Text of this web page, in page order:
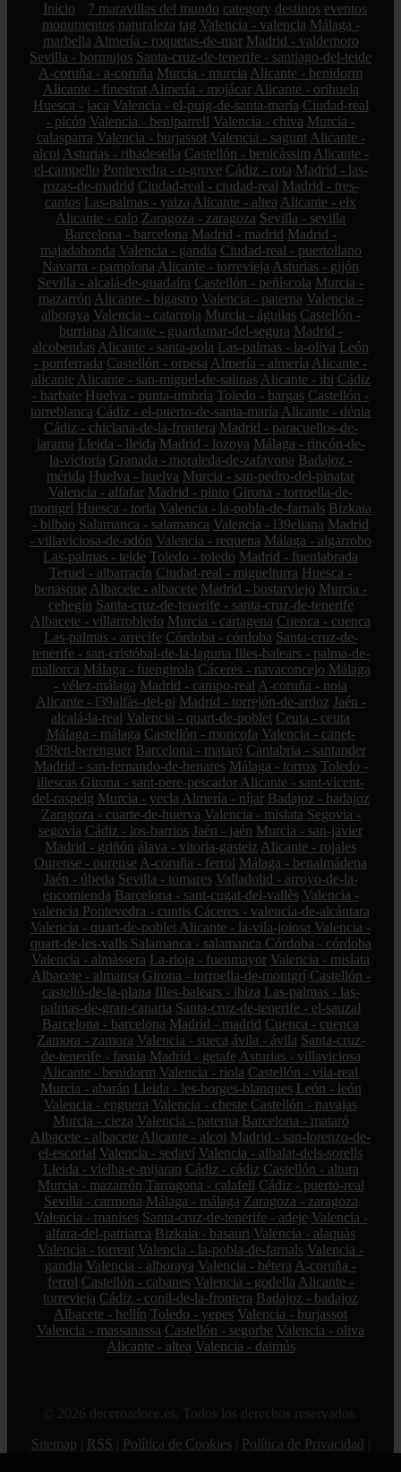
Inicio 7 maravillas del mundo category destinos eventos
monumentos naturaleza tag Valencia - valencia Málaga -
marbella Almería - roquetas-de-mar Madrid - valdemoro
Sevilla - bormujos Santa-cruz-de-tenerife - santiago-del-teide
A-coruña - a-coruña Murcia - murcia Alicante - benidorm
Alicante - finestrat Almería - mojácar Alicante - orihuela
Huesca - jaca Valencia - el-puig-de-santa-maría Ciudad-real
- picón Valencia - beniparrell Valencia - chiva Murcia -
calasparra Valencia - burjassot Valencia - sagunt Alicante -
alcoi Asturias - ribadesella Castellón - benicàssim Alicante -
el-campello Pontevedra - o-grove Cádiz - rota Madrid - las-
rozas-de-madrid Ciudad-real - ciudad-real Madrid - tres-
cantos Las-palmas - yaiza Alicante - altea Alicante - elx
Alicante - calp Zaragoza - zaragoza Sevilla - sevilla
Barcelona - barcelona Madrid - madrid Madrid -
majadahonda Valencia - gandia Ciudad-real - puertollano
Navarra - pamplona Alicante - torrevieja Asturias - gijón
Sevilla - alcalá-de-guadaíra Castellón - peñíscola Murcia -
mazarrón Alicante - bigastro Valencia - paterna Valencia -
alboraya Valencia - catarroja Murcia - águilas Castellón -
burriana Alicante - guardamar-del-segura Madrid -
alcobendas Alicante - santa-pola Las-palmas - la-oliva León
- ponferrada Castellón - orpesa Almería - almería Alicante -
alicante Alicante - san-miguel-de-salinas Alicante - ibi Cádiz
- barbate Huelva - punta-umbría Toledo - bargas Castellón -
torreblanca Cádiz - el-puerto-de-santa-maría Alicante - dénia
Cádiz - chiclana-de-la-frontera Madrid - paracuellos-de-
jarama Lleida - lleida Madrid - lozoya Málaga - rincón-de-
la-victoria Granada - moraleda-de-zafayona Badajoz -
mérida Huelva - huelva Murcia - san-pedro-del-pinatar
Valencia - alfafar Madrid - pinto Girona - torroella-de-
montgrí Huesca - torla Valencia - la-pobla-de-farnals Bizkaia
- bilbao Salamanca - salamanca Valencia - l39eliana Madrid
- villaviciosa-de-odón Valencia - requena Málaga - algarrobo
Las-palmas - telde Toledo - toledo Madrid - fuenlabrada
Teruel - albarracín Ciudad-real - miguelturra Huesca -
benasque Albacete - albacete Madrid - bustarviejo Murcia -
cehegín Santa-cruz-de-tenerife - santa-cruz-de-tenerife
Albacete - villarrobledo Murcia - cartagena Cuenca - cuenca
Las-palmas - arrecife Córdoba - córdoba Santa-cruz-de-
tenerife - san-cristóbal-de-la-laguna Illes-balears - palma-de-
mallorca Málaga - fuengirola Cáceres - navaconcejo Málaga
- vélez-málaga Madrid - campo-real A-coruña - noia
Alicante - l39alfàs-del-pi Madrid - torrejón-de-ardoz Jaén -
alcalá-la-real Valencia - quart-de-poblet Ceuta - ceuta
Málaga - málaga Castellón - moncofa Valencia - canet-
d39en-berenguer Barcelona - mataró Cantabria - santander
Madrid - san-fernando-de-henares Málaga - torrox Toledo -
illescas Girona - sant-pere-pescador Alicante - sant-vicent-
del-raspeig Murcia - yecla Almería - níjar Badajoz - badajoz
Zaragoza - cuarte-de-huerva Valencia - mislata Segovia -
segovia Cádiz - los-barrios Jaén - jaén Murcia - san-javier
Madrid - griñón álava - vitoria-gasteiz Alicante - rojales
Ourense - ourense A-coruña - ferrol Málaga - benalmádena
Jaén - úbeda Sevilla - tomares Valladolid - arroyo-de-la-
encomienda Barcelona - sant-cugat-del-vallès Valencia -
valencia Pontevedra - cuntis Cáceres - valencia-de-alcántara
Valencia - quart-de-poblet Alicante - la-vila-joiosa Valencia -
quart-de-les-valls Salamanca - salamanca Córdoba - córdoba
Valencia - almàssera La-rioja - fuenmayor Valencia - mislata
Albacete - almansa Girona - torroella-de-montgrí Castellón -
castelló-de-la-plana Illes-balears - ibiza Las-palmas - las-
palmas-de-gran-canaria Santa-cruz-de-tenerife - el-sauzal
Barcelona - barcelona Madrid - madrid Cuenca - cuenca
Zamora - zamora Valencia - sueca ávila - ávila Santa-cruz-
de-tenerife - fasnia Madrid - getafe Asturias - villaviciosa
Alicante - benidorm Valencia - riola Castellón - vila-real
Murcia - abarán Lleida - les-borges-blanques León - león
Valencia - enguera Valencia - cheste Castellón - navajas
Murcia - cieza Valencia - paterna Barcelona - mataró
Albacete - albacete Alicante - alcoi Madrid - san-lorenzo-de-
el-escorial Valencia - sedaví Valencia - albalat-dels-sorells
Lleida - vielha-e-mijaran Cádiz - cádiz Castellón - altura
Murcia - mazarrón Tarragona - calafell Cádiz - puerto-real
Sevilla - carmona Málaga - málaga Zaragoza - zaragoza
Valencia - manises Santa-cruz-de-tenerife - adeje Valencia -
alfara-del-patriarca Bizkaia - basauri Valencia - alaquàs
Valencia - torrent Valencia - la-pobla-de-farnals Valencia -
gandia Valencia - alboraya Valencia - bétera A-coruña -
ferrol Castellón - cabanes Valencia - godella Alicante -
torrevieja Cádiz - conil-de-la-frontera Badajoz - badajoz
Albacete - hellín Toledo - yepes Valencia - burjassot
Valencia - massanassa Castellón - segorbe Valencia - oliva
Alicante - altea Valencia - daimús
© 2026 deceroadoce.es. Todos los derechos reservados.
Sitemap
RSS Política de Cookies Política de Privacidad